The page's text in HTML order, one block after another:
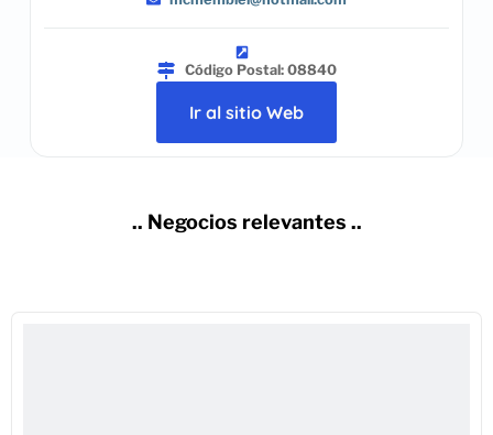
Código Postal: 08840
Ir al sitio Web
.. Negocios relevantes ..